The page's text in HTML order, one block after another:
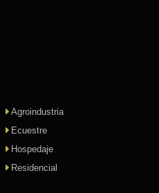
Agroindustria
Ecuestre
Hospedaje
Residencial